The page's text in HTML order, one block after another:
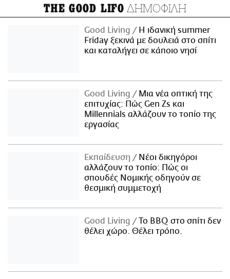
THE GOOD LIFO ΔΗΜΟΦΙΛΗ
Good Living
Η ιδανική summer
Friday ξεκινά με δουλειά στο σπίτι
και καταλήγει σε κάποιο νησί
Good Living
Μια νέα οπτική της
επιτυχίας: Πώς Gen Zs και
Millennials αλλάζουν το τοπίο της
εργασίας
Εκπαίδευση
Νέοι δικηγόροι
αλλάζουν το τοπίο: Πώς οι
σπουδές Νομικής οδηγούν σε
θεσμική συμμετοχή
Good Living
Το BBQ στο σπίτι δεν
θέλει χώρο. Θέλει τρόπο.